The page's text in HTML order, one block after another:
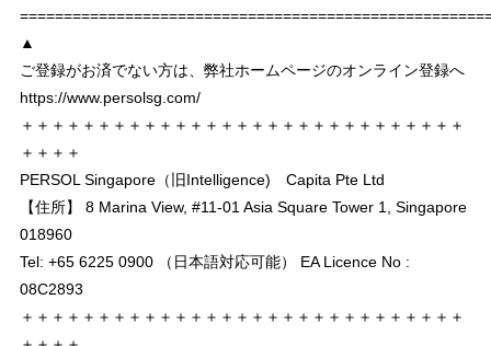
▲
ご登録がお済でない方は、弊社ホームページのオンライン登録へ
https://www.persolsg.com/
＋＋＋＋＋＋＋＋＋＋＋＋＋＋＋＋＋＋＋＋＋＋＋＋＋＋＋＋＋
＋＋＋＋
PERSOL Singapore（旧Intelligence) Capita Pte Ltd
【住所】 8 Marina View, #11-01 Asia Square Tower 1, Singapore
018960
Tel: +65 6225 0900 （日本語対応可能） EA Licence No :
08C2893
＋＋＋＋＋＋＋＋＋＋＋＋＋＋＋＋＋＋＋＋＋＋＋＋＋＋＋＋＋